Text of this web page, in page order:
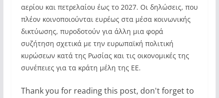
αερίου και πετρελαίου έως το 2027. Οι δηλώσεις, που
πλέον κοινοποιούνται ευρέως στα μέσα κοινωνικής
δικτύωσης, πυροδοτούν για άλλη μια φορά
συζήτηση σχετικά με την ευρωπαϊκή πολιτική
κυρώσεων κατά της Ρωσίας και τις οικονομικές της
συνέπειες για τα κράτη μέλη της ΕΕ.
Thank you for reading this post, don't forget to